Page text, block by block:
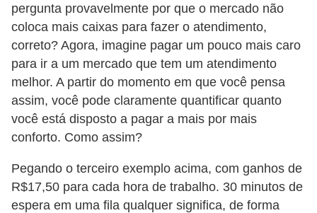
pergunta provavelmente por que o mercado não
coloca mais caixas para fazer o atendimento,
correto? Agora, imagine pagar um pouco mais caro
para ir a um mercado que tem um atendimento
melhor. A partir do momento em que você pensa
assim, você pode claramente quantificar quanto
você está disposto a pagar a mais por mais
conforto. Como assim?
Pegando o terceiro exemplo acima, com ganhos de
R$17,50 para cada hora de trabalho. 30 minutos de
espera em uma fila qualquer significa, de forma
e
r
e
c
o
m
p
n
s